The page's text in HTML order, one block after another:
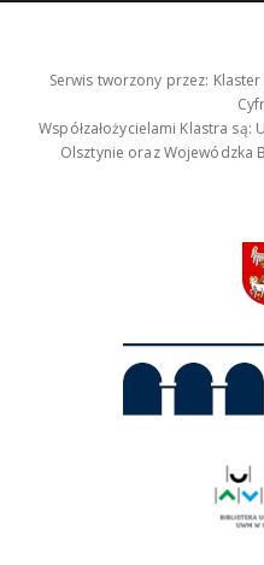
Serwis tworzony przez:
Współzałożycielami Klastra
Olsztynie oraz Wojewódzka